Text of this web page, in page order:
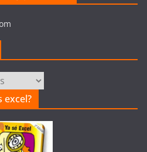
excel?